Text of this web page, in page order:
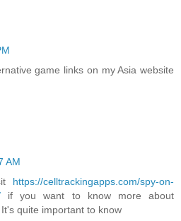
game links on my Asia website
AM
https://celltrackingapps.com/spy-on-
if you want to know more about
quite important to know